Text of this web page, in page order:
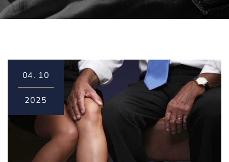
04. 10
2025